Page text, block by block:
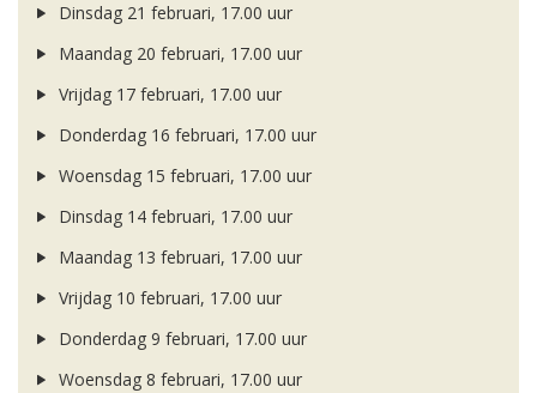
Dinsdag 21 februari, 17.00 uur
Maandag 20 februari, 17.00 uur
Vrijdag 17 februari, 17.00 uur
Donderdag 16 februari, 17.00 uur
Woensdag 15 februari, 17.00 uur
Dinsdag 14 februari, 17.00 uur
Maandag 13 februari, 17.00 uur
Vrijdag 10 februari, 17.00 uur
Donderdag 9 februari, 17.00 uur
Woensdag 8 februari, 17.00 uur